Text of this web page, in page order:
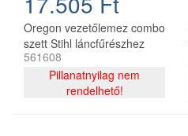
Oregon vezetőlemez combo
szett Stihl láncfűrészhez
325 - 1,6 mm 40 cm 67
szemes
561608
Pillanatnyilag nem
rendelhető!